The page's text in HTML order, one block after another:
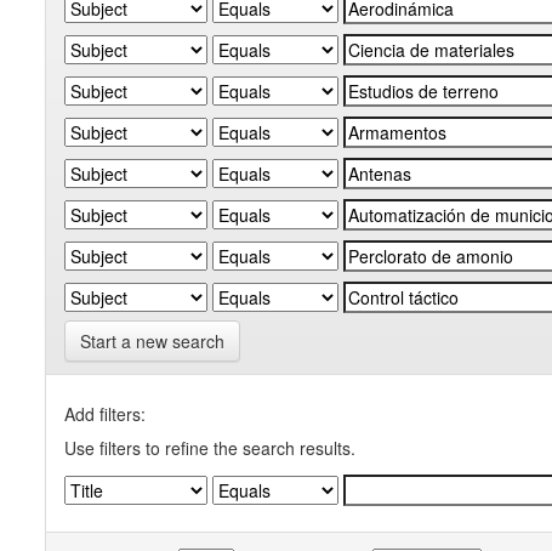
Start a new search
Add filters:
Use filters to refine the search results.